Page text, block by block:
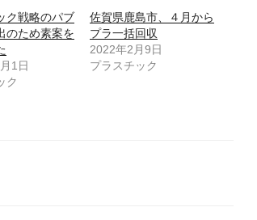
ク戦略のパブ
のため素案を
1日
ク
佐賀県鹿島市、４月から
プラ一括回収
2022年2月9日
プラスチック